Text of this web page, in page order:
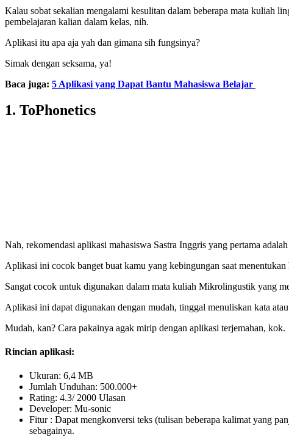
Kalau sobat sekalian mengalami kesulitan dalam beberapa mata kuliah
pembelajaran kalian dalam kelas, nih.
Aplikasi itu apa aja yah dan gimana sih fungsinya?
Simak dengan seksama, ya!
Baca juga: 5 Aplikasi yang Dapat Bantu Mahasiswa Belajar
1. ToPhonetics
Nah, rekomendasi aplikasi mahasiswa Sastra Inggris yang pertama
Aplikasi ini cocok banget buat kamu yang kebingungan saat
Sangat cocok untuk digunakan dalam mata kuliah Mikrolingustik yang
Aplikasi ini dapat digunakan dengan mudah, tinggal menuliskan kata
Mudah, kan? Cara pakainya agak mirip dengan aplikasi terjemahan, kok.
Rincian aplikasi:
Ukuran: 6,4 MB
Jumlah Unduhan: 500.000+
Rating: 4.3/ 2000 Ulasan
Developer: Mu-sonic
Fitur : Dapat mengkonversi teks (tulisan beberapa kalimat yang
sebagainya.